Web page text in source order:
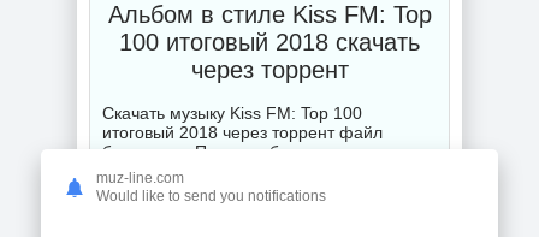
Альбом в стиле Kiss FM: Top
100 итоговый 2018 скачать
через торрент
Скачать музыку Kiss FM: Top 100
итоговый 2018 через торрент файл
бесплатно. После выбора категории
музыка торрент скачать бесплатно мы
выставляем Вам для глубокого и точного
поиска или подбора жанра любимой
muz-line.com
Would like to send you notifications